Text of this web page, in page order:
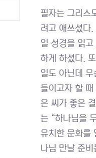
필자는 그리스
려고 애쓰셨다
일 성경을 읽
하게 하셨다.
일도 아닌데
들이고자 할
은 씨가 좋은
는 “하나님을
유치한 문화를
나님 만날 준